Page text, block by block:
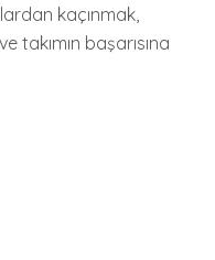
kaçınmak,
takımın başarısına